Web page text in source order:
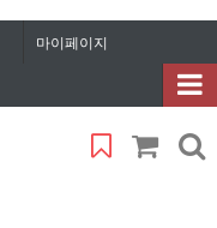
마이페이지